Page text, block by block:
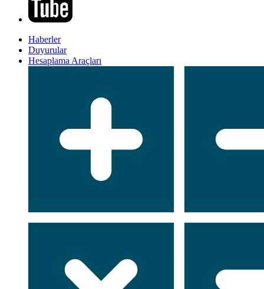
Haberler
Duyurular
Hesaplama Araçları